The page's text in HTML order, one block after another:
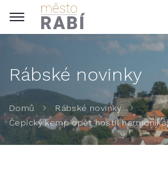
Rábské novinky
Domů
Rábské novinky
Čepický kemp opět hostil